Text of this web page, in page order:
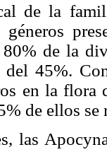
de la
géneros
de la
45%.
en la
de ellos
las